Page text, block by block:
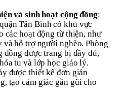
và sinh hoạt cộng đồng:
Tân Bình có khu vực
các hoạt động từ thiện, như
và hỗ trợ người nghèo. Phòng
đồng được trang bị đầy đủ,
tu và lớp học giáo lý.
được thiết kế đơn giản
tạo cảm giác gần gũi cho